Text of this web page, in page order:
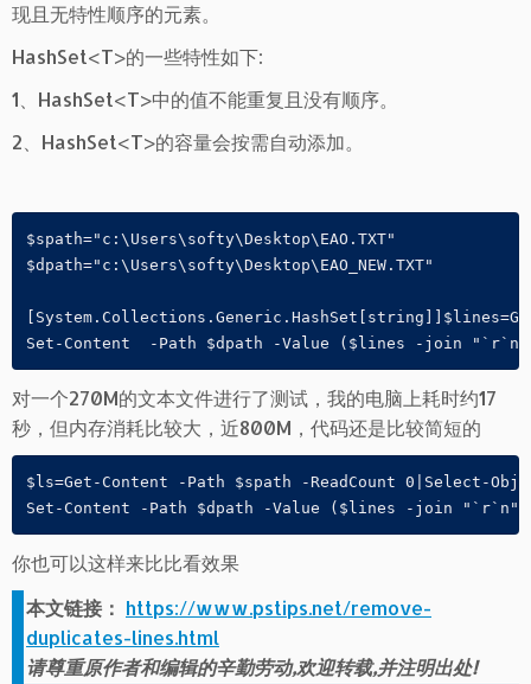
现且无特性顺序的元素。
HashSet<T>的一些特性如下:
1、HashSet<T>中的值不能重复且没有顺序。
2、HashSet<T>的容量会按需自动添加。
$spath="c:\Users\softy\Desktop\EAO.TXT"
$dpath="c:\Users\softy\Desktop\EAO_NEW.TXT"
对一个270M的文本文件进行了测试，我的电脑上耗时约17
秒，但内存消耗比较大，近800M，代码还是比较简短的
$ls=Get-Content -Path $spath -ReadCount 0|Select-
Set-Content -Path $dpath -Value ($lines -join "`r`n")
你也可以这样来比比看效果
本文链接： https://www.pstips.net/remove-
duplicates-lines.html
请尊重原作者和编辑的辛勤劳动,欢迎转载,并注明出处!